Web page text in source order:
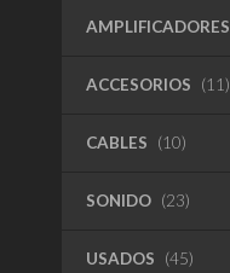
AMPLIFICADORES
ACCESORIOS (11)
CABLES (10)
SONIDO (23)
USADOS (45)